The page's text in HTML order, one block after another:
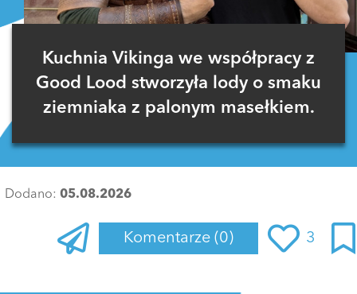
Kuchnia Vikinga we współpracy z
Good Lood stworzyła lody o smaku
ziemniaka z palonym masełkiem.
Dodano: 05.08.2026
Komentarze (0) 3